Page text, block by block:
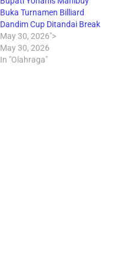
Buka Turnamen Billiard
Dandim Cup Ditandai Break
May 30, 2026">
May 30, 2026
In "Olahraga"